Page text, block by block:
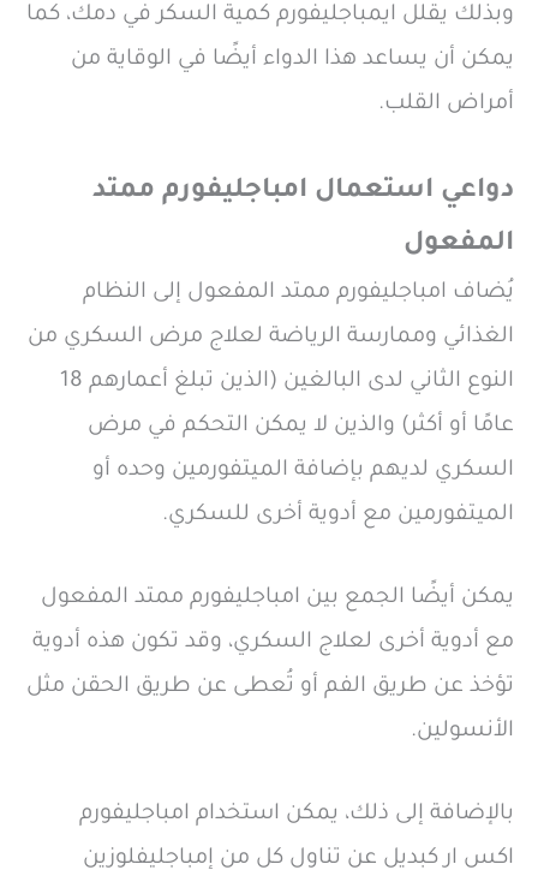
وبذلك يقلل ايمباجليفورم كمية السكر في دمك، كما
يمكن أن يساعد هذا الدواء أيضًا في الوقاية من
أمراض القلب.
دواعي استعمال امباجليفورم ممتد
المفعول
يُضاف امباجليفورم ممتد المفعول إلى النظام
الغذائي وممارسة الرياضة لعلاج مرض السكري من
النوع الثاني لدى البالغين (الذين تبلغ أعمارهم 18
عامًا أو أكثر) والذين لا يمكن التحكم في مرض
السكري لديهم بإضافة الميتفورمين وحده أو
الميتفورمين مع أدوية أخرى للسكري.
يمكن أيضًا الجمع بين امباجليفورم ممتد المفعول
مع أدوية أخرى لعلاج السكري، وقد تكون هذه أدوية
تؤخذ عن طريق الفم أو تُعطى عن طريق الحقن مثل
الأنسولين.
بالإضافة إلى ذلك، يمكن استخدام امباجليفورم
اكس ار كبديل عن تناول كل من إمباجليفلوزين